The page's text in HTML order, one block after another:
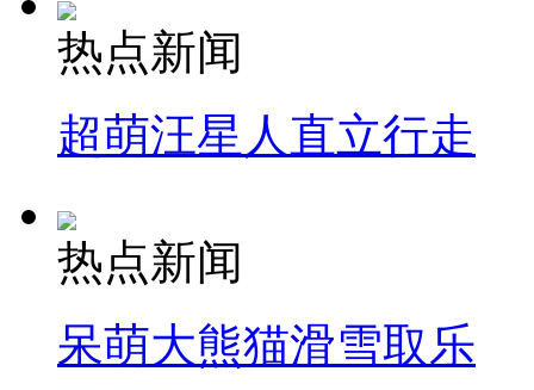
热点新闻
超萌汪星人直立行走
热点新闻
呆萌大熊猫滑雪取乐